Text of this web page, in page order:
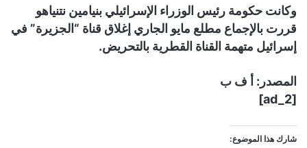
وكانت حكومة رئيس الوزراء الإسرائيلي بنيامين نتنياهو
قررت بالإجماع مطلع مايو الجاري إغلاق قناة “الجزيرة” في
إسرائيل متهمة القناة القطرية بالتحريض.
المصدر: أ ف ب
[ad_2]
شارك هذا الموضوع: